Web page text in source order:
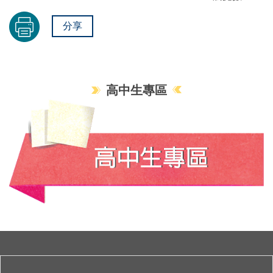
分享
高中生專區